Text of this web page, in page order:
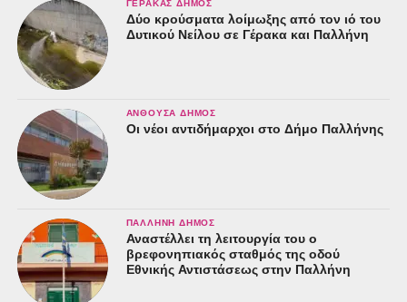
ΓΈΡΑΚΑΣ ΔΉΜΟΣ
Δύο κρούσματα λοίμωξης από τον ιό του
Δυτικού Νείλου σε Γέρακα και Παλλήνη
ΑΝΘΟΎΣΑ ΔΉΜΟΣ
Οι νέοι αντιδήμαρχοι στο Δήμο Παλλήνης
ΠΑΛΛΉΝΗ ΔΉΜΟΣ
Αναστέλλει τη λειτουργία του ο
βρεφονηπιακός σταθμός της οδού
Εθνικής Αντιστάσεως στην Παλλήνη